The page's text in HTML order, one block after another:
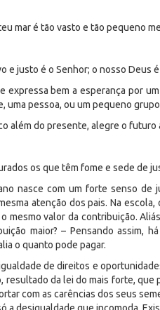
mar é tão vasto e tão pequeno
e justo é o Senhor; o nosso Deus
expressa bem a esperança por
uma pessoa, ou um pequeno
além do presente, alegre o futuro
os que têm fome e sede de
nasce com um forte senso de
atenção dos pais. Na
mesmo valor da contribuição.
maior? – Pensando assim,
o quanto pode pagar.
de direitos e
resultado da lei do mais forte,
com as carências dos seus